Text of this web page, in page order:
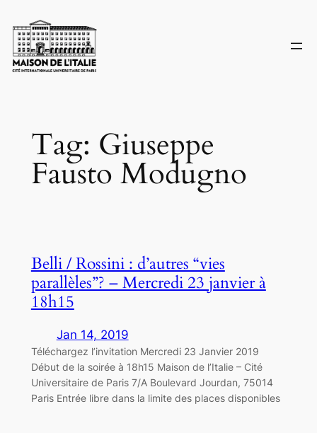
to
content
Tag: Giuseppe
Fausto Modugno
Belli / Rossini : d’autres “vies
parallèles”? – Mercredi 23 janvier à
18h15
Jan 14, 2019
Téléchargez l’invitation Mercredi 23 Janvier 2019
Début de la soirée à 18h15 Maison de l’Italie – Cité
Universitaire de Paris 7/A Boulevard Jourdan, 75014
Paris Entrée libre dans la limite des places disponibles